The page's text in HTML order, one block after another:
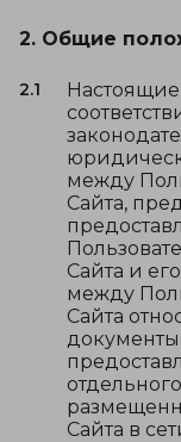
2. Общие
2.1
между
Сайта,
Сайта и
между
Сайта
Сайта в